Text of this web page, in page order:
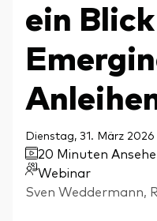
Aktien
Aktive Fonds
Anleihen
ESG / SRI
Indexfonds
LifeStrategy
Säulen
Erfolgreiche
Über Vanguard
ein
Dienstag, 31. März 2026
20 Minuten
Webinar
Sven Weddermann,